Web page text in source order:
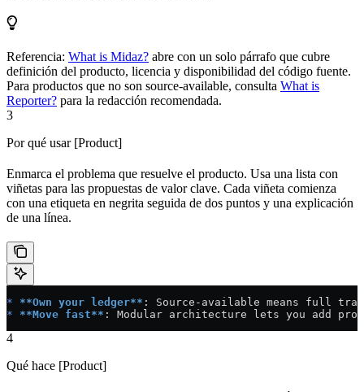
Referencia: What is Midaz? abre con un solo párrafo que cubre
definición del producto, licencia y disponibilidad del código fuente.
Para productos que no son source-available, consulta What is
Reporter? para la redacción recomendada.
3
Por qué usar [Product]
Enmarca el problema que resuelve el producto. Usa una lista con
viñetas para las propuestas de valor clave. Cada viñeta comienza
con una etiqueta en negrita seguida de dos puntos y una explicación
de una línea.
* **Own your ledger** : Source-available means full
* **Move fast** : Modular architecture lets you add
4
Qué hace [Product]